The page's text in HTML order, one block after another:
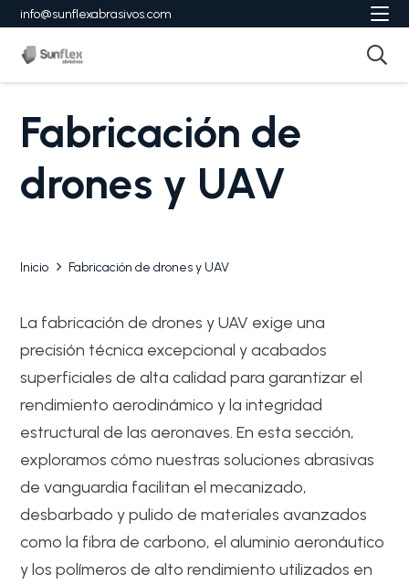
info@sunflexabrasivos.com
Fabricación de
drones y UAV
Inicio Fabricación de drones y UAV
La fabricación de drones y UAV exige una
precisión técnica excepcional y acabados
superficiales de alta calidad para garantizar el
rendimiento aerodinámico y la integridad
estructural de las aeronaves. En esta sección,
exploramos cómo nuestras soluciones abrasivas
de vanguardia facilitan el mecanizado,
desbarbado y pulido de materiales avanzados
como la fibra de carbono, el aluminio aeronáutico
y los polímeros de alto rendimiento utilizados en